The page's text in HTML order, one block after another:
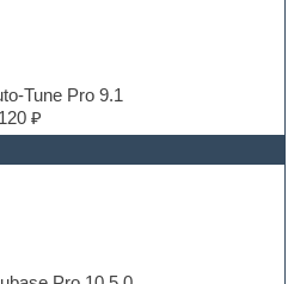
Tune Pro 9.1
120 ₽